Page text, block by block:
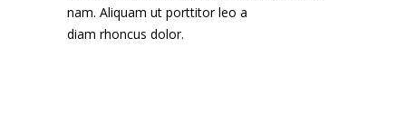
nam. Aliquam ut porttitor leo a
diam rhoncus dolor.